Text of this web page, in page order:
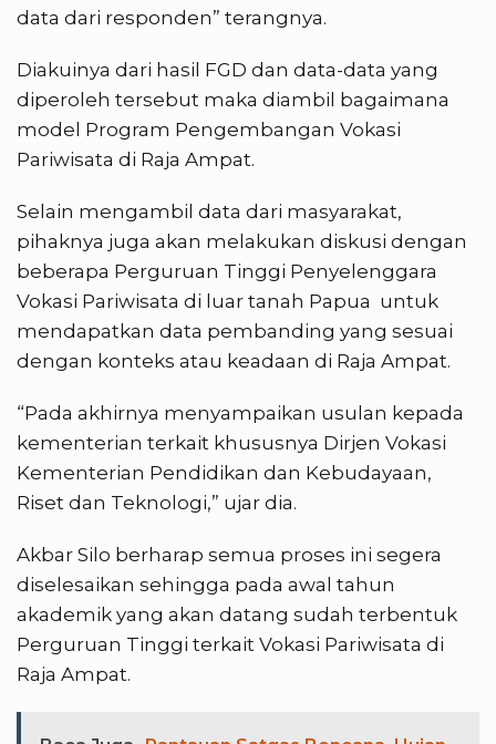
data dari responden” terangnya.
Diakuinya dari hasil FGD dan data-data yang
diperoleh tersebut maka diambil bagaimana
model Program Pengembangan Vokasi
Pariwisata di Raja Ampat.
Selain mengambil data dari masyarakat,
pihaknya juga akan melakukan diskusi dengan
beberapa Perguruan Tinggi Penyelenggara
Vokasi Pariwisata di luar tanah Papua untuk
mendapatkan data pembanding yang sesuai
dengan konteks atau keadaan di Raja Ampat.
“Pada akhirnya menyampaikan usulan kepada
kementerian terkait khususnya Dirjen Vokasi
Kementerian Pendidikan dan Kebudayaan,
Riset dan Teknologi,” ujar dia.
Akbar Silo berharap semua proses ini segera
diselesaikan sehingga pada awal tahun
akademik yang akan datang sudah terbentuk
Perguruan Tinggi terkait Vokasi Pariwisata di
Raja Ampat.